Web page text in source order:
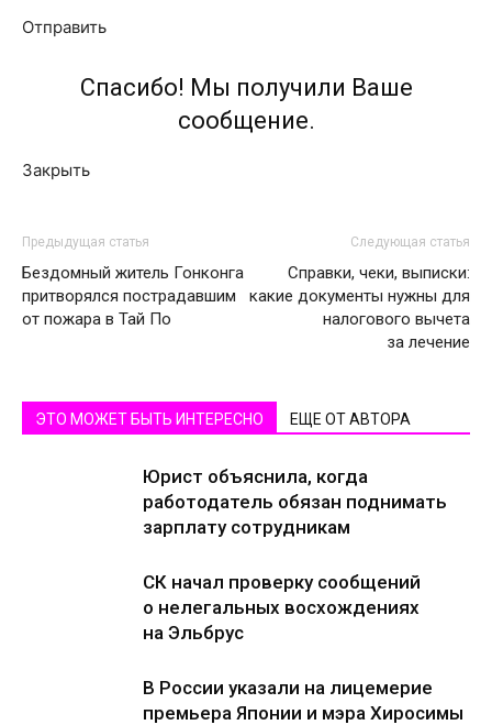
Отправить
Спасибо! Мы получили Ваше
сообщение.
Закрыть
Предыдущая статья
Бездомный житель Гонконга
притворялся пострадавшим
от пожара в Тай По
Следующая статья
Справки, чеки, выписки:
какие документы нужны для
налогового вычета
за лечение
ЭТО МОЖЕТ БЫТЬ ИНТЕРЕСНО ЕЩЕ ОТ АВТОРА
Юрист объяснила, когда
работодатель обязан поднимать
зарплату сотрудникам
СК начал проверку сообщений
о нелегальных восхождениях
на Эльбрус
В России указали на лицемерие
премьера Японии и мэра Хиросимы